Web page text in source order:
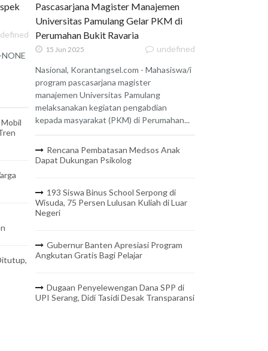
Pascasarjana Magister Manajemen
Universitas Pamulang Gelar PKM di
Perumahan Bukit Ravaria
15 Jun 2025 undefined
Nasional, Korantangsel.com - Mahasiswa/i
program pascasarjana magister
manajemen Universitas Pamulang
melaksanakan kegiatan pengabdian
kepada masyarakat (PKM) di Perumahan...
Rencana Pembatasan Medsos Anak
Dapat Dukungan Psikolog
193 Siswa Binus School Serpong di
Wisuda, 75 Persen Lulusan Kuliah di Luar
Negeri
Gubernur Banten Apresiasi Program
Angkutan Gratis Bagi Pelajar
Dugaan Penyelewengan Dana SPP di
UPI Serang, Didi Tasidi Desak Transparansi